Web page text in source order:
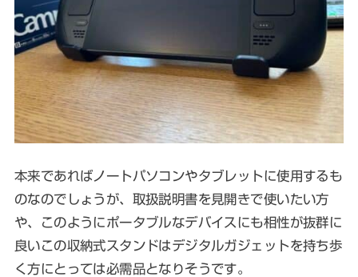
本来であればノートパソコンやタブレットに使用するも
のなのでしょうが、取扱説明書を見開きで使いたい方
や、このようにポータブルなデバイスにも相性が抜群に
良いこの収納式スタンドはデジタルガジェットを持ち歩
く方にとっては必需品となりそうです。